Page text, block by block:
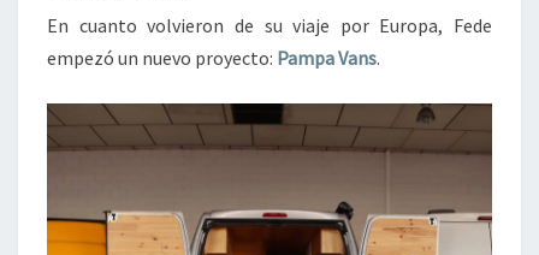
En cuanto volvieron de su viaje por Europa, Fede
empezó un nuevo proyecto: Pampa Vans.